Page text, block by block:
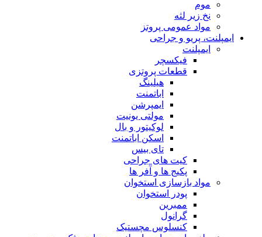
موم
نخ زیر لثه
مواد عمومی پروتز
ایمپلنت، پریو و جراحی
ایمپلنت
فیکسچر
قطعات پروتزی
هیلینگ
اباتمنت
ایمپرشن
مولتی یونیت
لوکیتور و بال
اسکن اباتمنت
تای بیس
کیت های جراحی
پکیج ها و آفر ها
مواد بازسازی استخوان
پودر استخوان
ممبرین
گرانول
کنسلوس مچستیک